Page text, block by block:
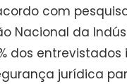
com
Nacional da
dos
jurídica